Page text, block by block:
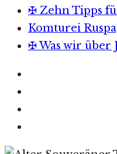
✠ Zehn Tipps
Komturei
✠ Was wir über